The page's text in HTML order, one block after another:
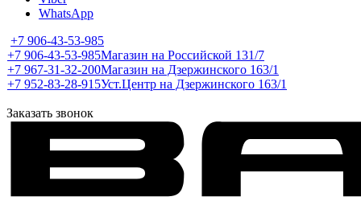
WhatsApp
+7 906-43-53-985
+7 906-43-53-985Магазин на Российской 131/7
+7 967-31-32-200Магазин на Дзержинского 163/1
+7 952-83-28-915Уст.Центр на Дзержинского 163/1
Заказать звонок